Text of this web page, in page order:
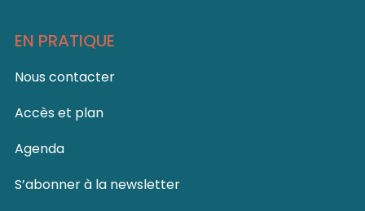
EN PRATIQUE
Nous contacter
Accès et plan
Agenda
S’abonner à la newsletter